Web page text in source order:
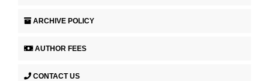
ARCHIVE POLICY
AUTHOR FEES
CONTACT US